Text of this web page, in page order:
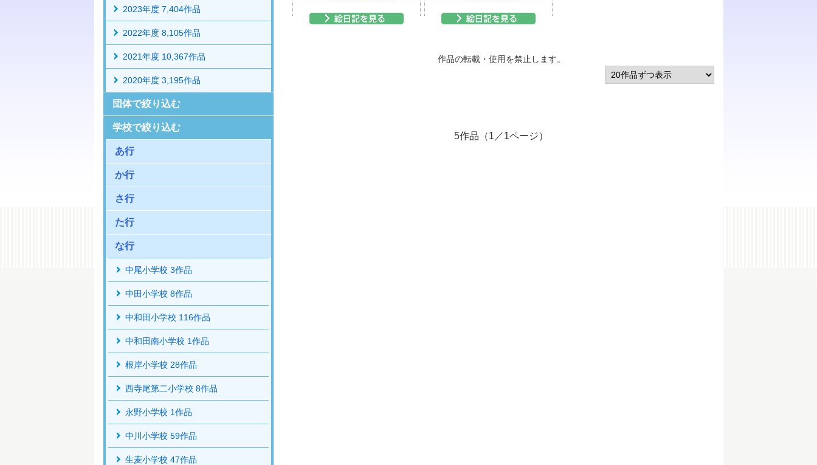
作品の転載・使用を禁止します。
5作品（1／1ページ）
2023年度 7,404作品
2022年度 8,105作品
2021年度 10,367作品
2020年度 3,195作品
団体で絞り込む
学校で絞り込む
あ行
か行
さ行
た行
な行
中尾小学校 3作品
中田小学校 8作品
中和田小学校 116作品
中和田南小学校 1作品
根岸小学校 28作品
西寺尾第二小学校 8作品
永野小学校 1作品
中川小学校 59作品
生麦小学校 47作品